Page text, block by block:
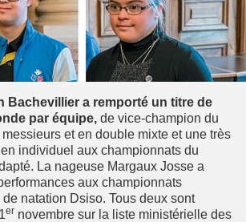
Bachevillier a remporté un titre de
par équipe, de vice‑champion du
et en double mixte et une très
individuel aux championnats du
La nageuse Margaux Josse a
aux championnats
de natation Dsiso. Tous deux sont
er novembre sur la liste ministérielle des